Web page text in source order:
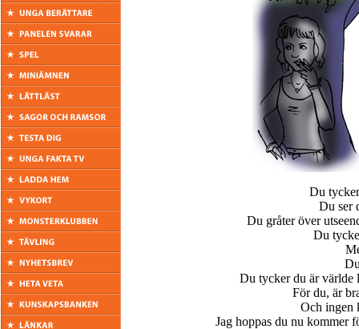
Du
Du ser
Du gråter över
Du
Du tycker du är världe
För du, är
Och ingen
Jag hoppas du nu kommer